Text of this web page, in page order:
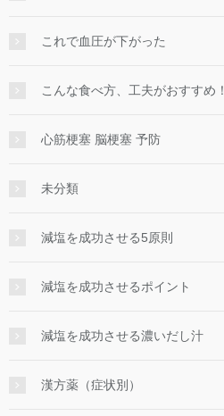
これで血圧が下がった
こんな食べ方、工夫がおすすめ！
心筋梗塞 脳梗塞 予防
未分類
減塩を成功させる5原則
減塩を成功させるポイント
減塩を成功させる濃いだし汁
漢方薬（症状別）